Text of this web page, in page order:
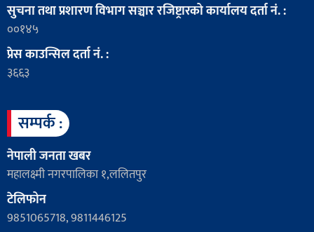
सुचना तथा प्रशारण विभाग सञ्चार रजिष्ट्रारको कार्यालय दर्ता नं. :
००१४५
प्रेस काउन्सिल दर्ता नं. :
३६६३
सम्पर्क :
नेपाली जनता खबर
महालक्ष्मी नगरपालिका १,ललितपुर
टेलिफोन
9851065718, 9811446125